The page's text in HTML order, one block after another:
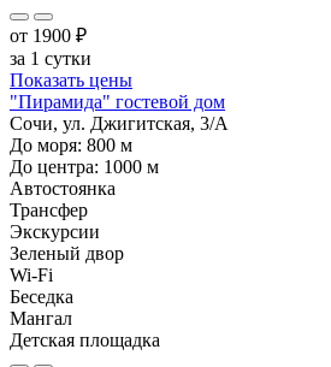
от 1900 ₽
за 1 сутки
Показать цены
"Пирамида" гостевой дом
Сочи, ул. Джигитская, 3/А
До моря: 800 м
До центра: 1000 м
Автостоянка
Трансфер
Экскурсии
Зеленый двор
Wi-Fi
Беседка
Мангал
Детская площадка